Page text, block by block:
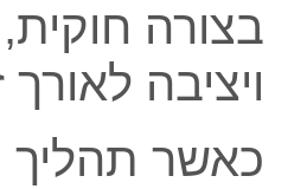
בצורה
ויציבה לאורך
כאשר תהליך